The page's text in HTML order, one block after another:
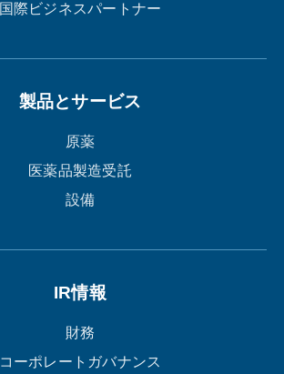
国際ビジネスパートナー
製品とサービス
原薬
医薬品製造受託
設備
IR情報
財務
コーポレートガバナンス